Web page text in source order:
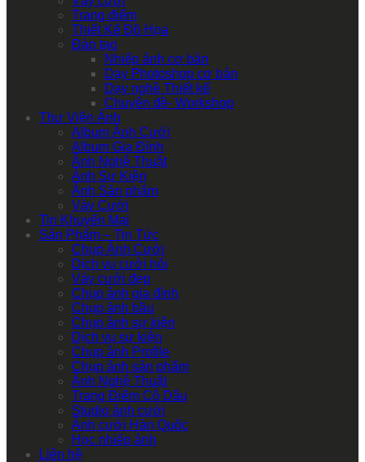
Trang điểm
Thiết Kế Đồ Họa
Đào tạo
Nhiếp ảnh cơ bản
Dạy Photoshop cơ bản
Dạy nghề Thiết kế
Chuyên đề- Workshop
Thư Viện Ảnh
Album Ảnh Cưới
Album Gia Đình
Ảnh Nghệ Thuật
Ảnh Sự Kiện
Ảnh Sản phẩm
Váy Cưới
Tin Khuyến Mại
Sản Phẩm – Tin Tức
Chụp Ảnh Cưới
Dịch vụ cưới hỏi
Váy cưới đẹp
Chụp ảnh gia đình
Chụp ảnh bầu
Chụp ảnh sự kiện
Dịch vụ sự kiện
Chụp ảnh Profile
Chụp ảnh sản phẩm
Ảnh Nghệ Thuật
Trang Điểm Cô Dâu
Studio ảnh cưới
Ảnh cưới Hàn Quốc
Học nhiếp ảnh
Liên hệ